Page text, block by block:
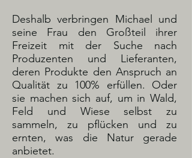
Deshalb verbringen Michael und
seine Frau den Großteil ihrer
Freizeit mit der Suche nach
Produzenten und Lieferanten,
deren Produkte den Anspruch an
Qualität zu 100% erfüllen. Oder
sie machen sich auf, um in Wald,
Feld und Wiese selbst zu
sammeln, zu pflücken und zu
ernten, was die Natur gerade
anbietet.